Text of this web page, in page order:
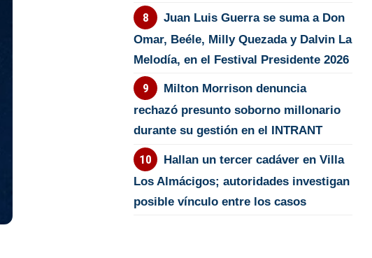
Juan Luis Guerra se suma a Don
Omar, Beéle, Milly Quezada y Dalvin La
Melodía, en el Festival Presidente 2026
Milton Morrison denuncia
rechazó presunto soborno millonario
durante su gestión en el INTRANT
Hallan un tercer cadáver en Villa
Los Almácigos; autoridades investigan
posible vínculo entre los casos